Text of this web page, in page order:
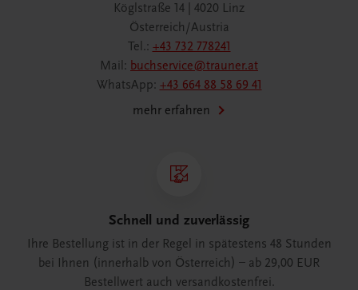
Köglstraße 14 | 4020 Linz
Österreich/Austria
Tel.: +43 732 778241
Mail: buchservice@trauner.at
WhatsApp: +43 664 88 58 69 41
mehr erfahren
Schnell und zuverlässig
Ihre Bestellung ist in der Regel in spätestens 48 Stunden
bei Ihnen (innerhalb von Österreich) – ab 29,00 EUR
Bestellwert auch versandkostenfrei.